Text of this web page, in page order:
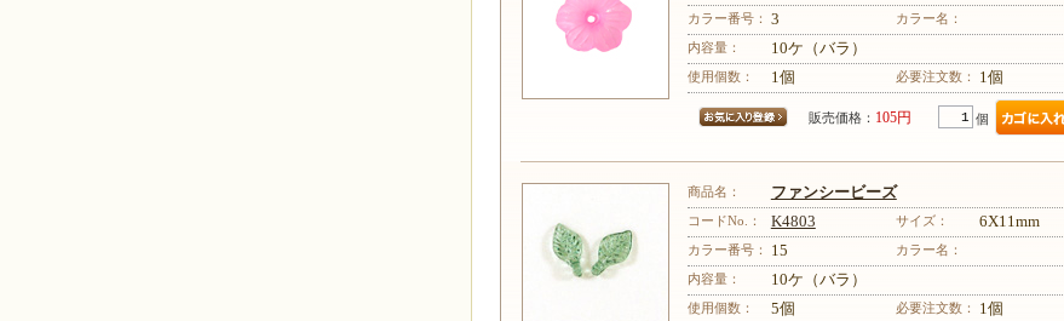
カラー番号： 3
カラー名：
内容量：
10ケ（バラ）
使用個数： 1個 必要注文数： 1個
販売価格： 105円 個
商品名： ファンシービーズ
コードNo.： K4803 サイズ： 6X11mm
カラー番号： 15
カラー名：
内容量：
10ケ（バラ）
使用個数： 5個 必要注文数： 1個